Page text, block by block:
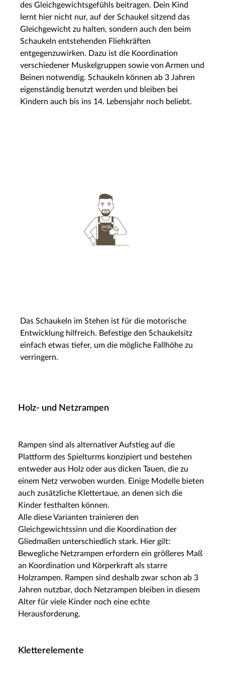
des Gleichgewichtsgefühls beitragen. Dein Kind
lernt hier nicht nur, auf der Schaukel sitzend das
Gleichgewicht zu halten, sondern auch den beim
Schaukeln entstehenden Fliehkräften
entgegenzuwirken. Dazu ist die Koordination
verschiedener Muskelgruppen sowie von Armen und
Beinen notwendig. Schaukeln können ab 3 Jahren
eigenständig benutzt werden und bleiben bei
Kindern auch bis ins 14. Lebensjahr noch beliebt.
Das Schaukeln im Stehen ist für die motorische
Entwicklung hilfreich. Befestige den Schaukelsitz
einfach etwas tiefer, um die mögliche Fallhöhe zu
verringern.
Holz- und Netzrampen
Rampen sind als alternativer Aufstieg auf die
Plattform des Spielturms konzipiert und bestehen
entweder aus Holz oder aus dicken Tauen, die zu
einem Netz verwoben wurden. Einige Modelle bieten
auch zusätzliche Klettertaue, an denen sich die
Kinder festhalten können.
Alle diese Varianten trainieren den
Gleichgewichtssinn und die Koordination der
Gliedmaßen unterschiedlich stark. Hier gilt:
Bewegliche Netzrampen erfordern ein größeres Maß
an Koordination und Körperkraft als starre
Holzrampen. Rampen sind deshalb zwar schon ab 3
Jahren nutzbar, doch Netzrampen bleiben in diesem
Alter für viele Kinder noch eine echte
Herausforderung.
Kletterelemente